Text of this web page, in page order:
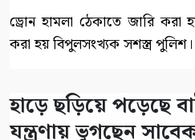
ড্রোন হামলা ঠেকাতে জারি
করা হয় বিপুলসংখ্যক সশস্ত্র পুলিশ।
হাড়ে ছড়িয়ে পড়েছে
যন্ত্রণায় ভুগছেন